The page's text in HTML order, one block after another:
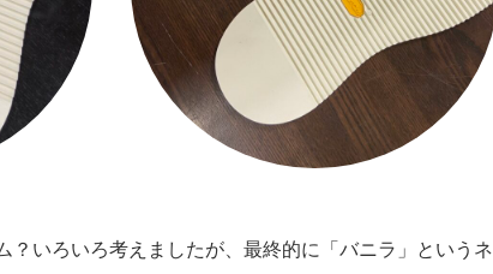
？いろいろ考えましたが、最終的に「バニラ」というネ